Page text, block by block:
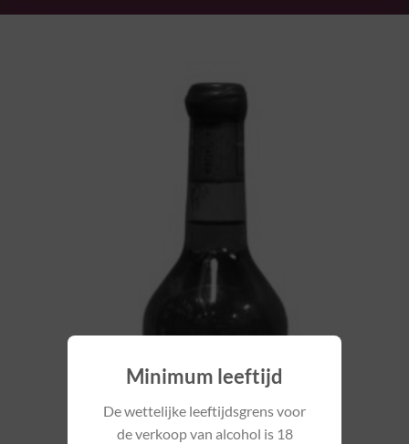
Minimum leeftijd
De wettelijke leeftijdsgrens voor
de verkoop van alcohol is 18